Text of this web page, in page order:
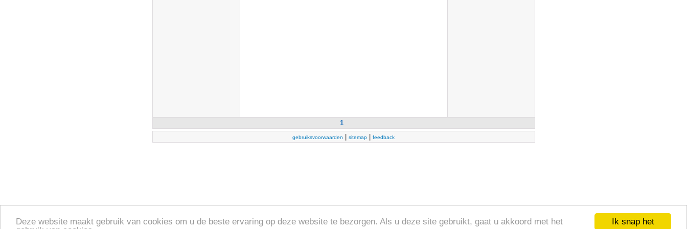
Ik snap het
Deze website maakt gebruik van cookies om u de beste ervaring op deze website te bezorgen. Als u deze site gebruikt, gaat u akkoord met het
1
gebruiksvoorwaarden sitemap feedback